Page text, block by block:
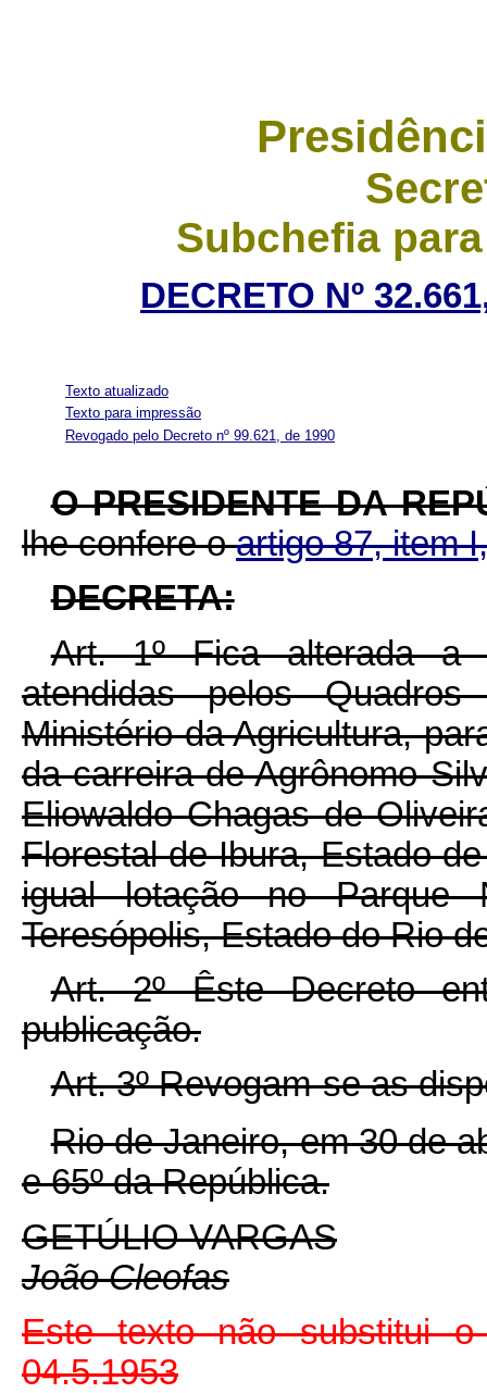
Subchefia
DECRETO Nº
Texto atualizado
Texto para impressão
Revogado pelo Decreto nº 99.621, de 1990
O PRESIDENTE DA
lhe confere oartigo 87, item
DECRETA:
Art. 1º Fica alterada a
atendidas pelos
Ministério da Agricultura,
da carreira de Agrônomo
Eliowaldo Chagas de
Florestal de Ibura, Estado
igual lotação no Parque
Teresópolis, Estado do Rio
Art. 2º Êste Decreto
publicação.
Art. 3º Revogam-se as
Rio de Janeiro, em 30 de
e 65º da República.
GETÚLIO VARGAS
João Cleofas
Este texto não substitui
04.5.1953